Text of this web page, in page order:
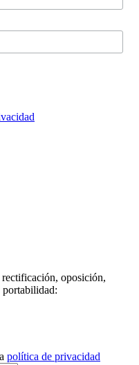
rectificación, oposición,
política de privacidad